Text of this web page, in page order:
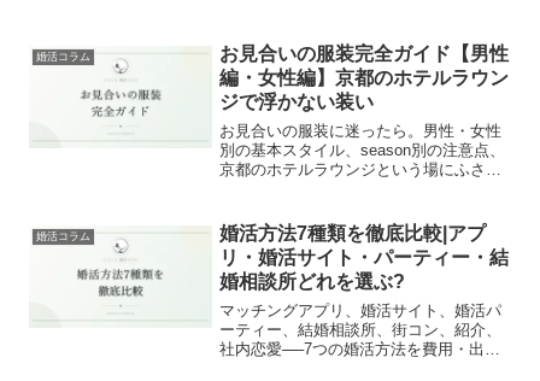
婚活コラム
お見合いの服装完全ガイド【男性
編・女性編】京都のホテルラウン
ジで浮かない装い
お見合いの服装に迷ったら。男性・女性
別の基本スタイル、season別の注意点、
京都のホテルラウンジという場にふさわ
婚活コラム
婚活方法7種類を徹底比較|アプ
リ・婚活サイト・パーティー・結
婚相談所どれを選ぶ?
マッチングアプリ、婚活サイト、婚活パ
ーティー、結婚相談所、街コン、紹介、
社内恋愛──7つの婚活方法を費用・出会